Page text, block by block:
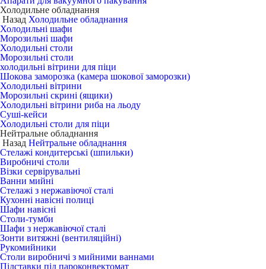
Холодильне обладнання
Назад Холодильне обладнання
Холодильні шафи
Морозильні шафи
Холодильні столи
Морозильні столи
холодильні вітрини для піци
Шокова заморозка (камера шокової заморозки)
Холодильні вітрини
Морозильні скрині (ящики)
Холодильні вітрини риба на льоду
Суші-кейси
Холодильні столи для піци
Нейтральне обладнання
Назад Нейтральне обладнання
Стелажі кондитерські (шпильки)
Виробничі столи
Візки сервірувальні
Ванни мийні
Стелажі з нержавіючої сталі
Кухонні навісні полиці
Шафи навісні
Столи-тумби
Шафи з нержавіючої сталі
Зонти витяжні (вентиляційні)
Рукомийники
Столи виробничі з мийними ваннами
Підставки під пароконвектомат